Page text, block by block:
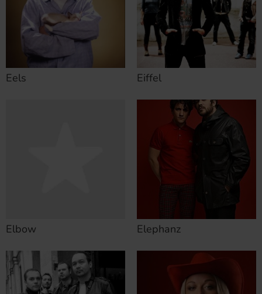
Eels Eiffel
Elbow Elephanz